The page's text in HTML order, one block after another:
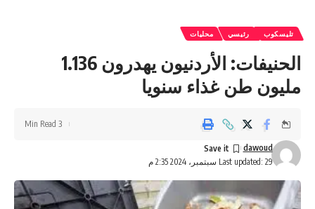
تليسكوب رئيسي محليات
الحنيفات: الأردنيون يهدرون 1.136
مليون طن غذاء سنويا
Last updated: 29 سبتمبر، 2024 2:35 م
dawoud
3 Min Read